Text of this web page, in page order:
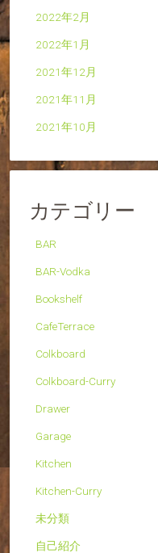
2022年2月
2022年1月
2021年12月
2021年11月
2021年10月
カテゴリー
BAR
BAR-Vodka
Bookshelf
CafeTerrace
Colkboard
Colkboard-Curry
Drawer
Garage
Kitchen
Kitchen-Curry
未分類
自己紹介